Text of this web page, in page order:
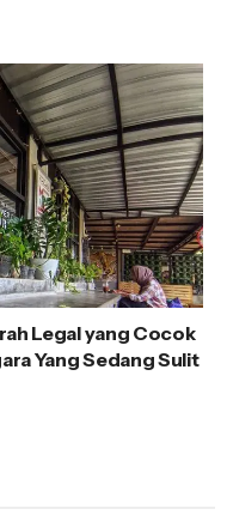
Legal yang Cocok
Yang Sedang Sulit